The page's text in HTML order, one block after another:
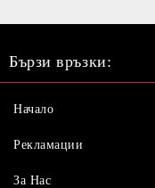
Бързи връзки:
Начало
Рекламации
За Нас